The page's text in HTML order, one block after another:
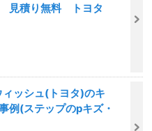
見積り無料 トヨタ
ッシュ(トヨタ)のキ
例(ステップのpキズ・